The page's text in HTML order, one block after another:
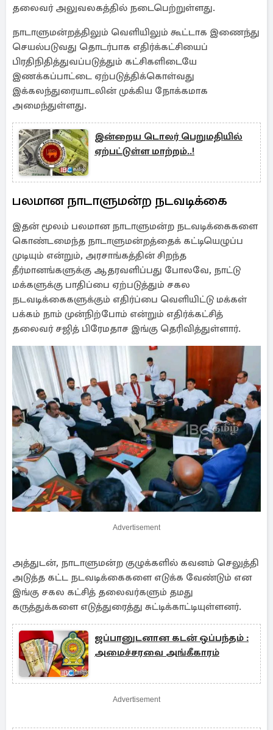
தலைவர் அலுவலகத்தில் நடைபெற்றுள்ளது.
நாடாளுமன்றத்திலும் வெளியிலும் கூட்டாக இணைந்து
செயல்படுவது தொடர்பாக எதிர்க்கட்சியைப்
பிரதிநிதித்துவப்படுத்தும் கட்சிகளிடையே
இணக்கப்பாட்டை ஏற்படுத்திக்கொள்வது
இக்கலந்துரையாடலின் முக்கிய நோக்கமாக
அமைந்துள்ளது.
இன்றைய டொலர் பெறுமதியில்
ஏற்பட்டுள்ள மாற்றம்..!
பலமான நாடாளுமன்ற நடவடிக்கை
இதன் மூலம் பலமான நாடாளுமன்ற நடவடிக்கைகளை
கொண்டமைந்த நாடாளுமன்றத்தைக் கட்டியெழுப்ப
முடியும் என்றும், அரசாங்கத்தின் சிறந்த
தீர்மானங்களுக்கு ஆதரவளிப்பது போலவே, நாட்டு
மக்களுக்கு பாதிப்பை ஏற்படுத்தும் சகல
நடவடிக்கைகளுக்கும் எதிர்ப்பை வெளியிட்டு மக்கள்
பக்கம் நாம் முன்நிற்போம் என்றும் எதிர்க்கட்சித்
தலைவர் சஜித் பிரேமதாச இங்கு தெரிவித்துள்ளார்.
Advertisement
அத்துடன், நாடாளுமன்ற குழுக்களில் கவனம் செலுத்தி
அடுத்த கட்ட நடவடிக்கைகளை எடுக்க வேண்டும் என
இங்கு சகல கட்சித் தலைவர்களும் தமது
கருத்துக்களை எடுத்துரைத்து சுட்டிக்காட்டியுள்ளனர்.
ஜப்பானுடனான கடன் ஒப்பந்தம் :
அமைச்சரவை அங்கீகாரம்
Advertisement